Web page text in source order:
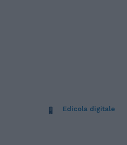
Edicola digitale